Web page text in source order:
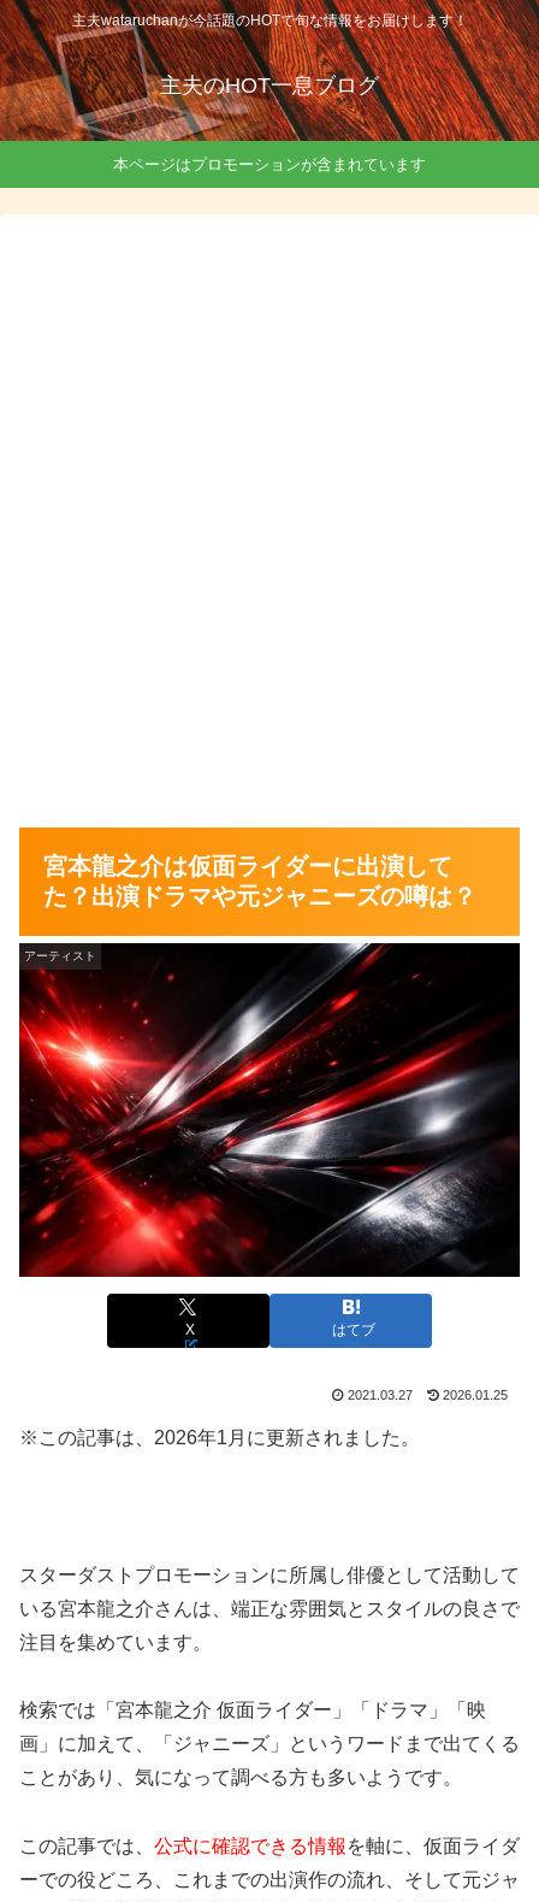
主夫wataruchanが今話題のHOTで旬な情報をお届けします！
主夫のHOT一息ブログ
本ページはプロモーションが含まれています
宮本龍之介は仮面ライダーに出演して
た？出演ドラマや元ジャニーズの噂は？
アーティスト
X はてブ
2021.03.27 2026.01.25
※この記事は、2026年1月に更新されました。
スターダストプロモーションに所属し俳優として活動して
いる宮本龍之介さんは、端正な雰囲気とスタイルの良さで
注目を集めています。
検索では「宮本龍之介 仮面ライダー」「ドラマ」「映
画」に加えて、「ジャニーズ」というワードまで出てくる
ことがあり、気になって調べる方も多いようです。
この記事では、 公式に確認できる情報 を軸に、仮面ライダ
ーでの役どころ、これまでの出演作の流れ、そして元ジャ